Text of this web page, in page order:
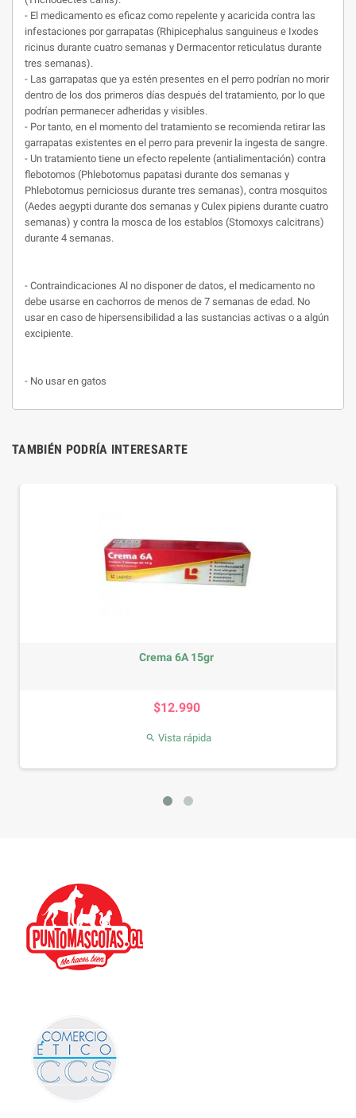
- El medicamento es eficaz como repelente y acaricida contra las
infestaciones por garrapatas (Rhipicephalus sanguineus e Ixodes
ricinus durante cuatro semanas y Dermacentor reticulatus durante
tres semanas).
- Las garrapatas que ya estén presentes en el perro podrían no morir
dentro de los dos primeros días después del tratamiento, por lo que
podrían permanecer adheridas y visibles.
- Por tanto, en el momento del tratamiento se recomienda retirar las
garrapatas existentes en el perro para prevenir la ingesta de sangre.
- Un tratamiento tiene un efecto repelente (antialimentación) contra
flebotomos (Phlebotomus papatasi durante dos semanas y
Phlebotomus perniciosus durante tres semanas), contra mosquitos
(Aedes aegypti durante dos semanas y Culex pipiens durante cuatro
semanas) y contra la mosca de los establos (Stomoxys calcitrans)
durante 4 semanas.
- Contraindicaciones Al no disponer de datos, el medicamento no
debe usarse en cachorros de menos de 7 semanas de edad. No
usar en caso de hipersensibilidad a las sustancias activas o a algún
excipiente.
- No usar en gatos
TAMBIÉN PODRÍA INTERESARTE
Crema 6A 15gr
$12.990
Vista rápida